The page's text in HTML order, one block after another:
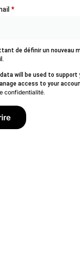
*
de définir un nouveau
will be used to
access to your
confidentialité.